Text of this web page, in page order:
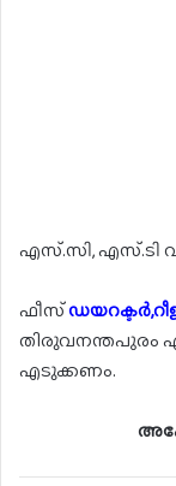
എസ്.സി, എസ്.ടി
ഫീസ്
തിരുവനന്തപുരം
എടുക്കണം.